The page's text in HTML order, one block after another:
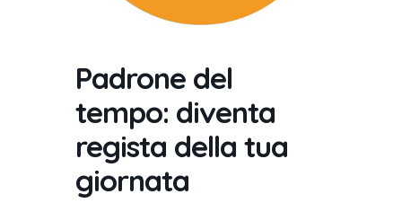
Padrone del
tempo: diventa
regista della tua
giornata